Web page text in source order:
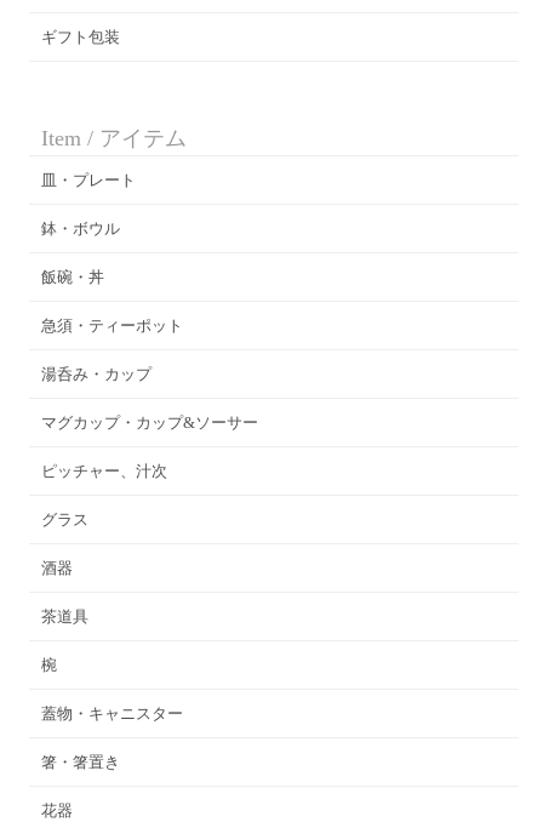
ギフト包装
Item / アイテム
皿・プレート
鉢・ボウル
飯碗・丼
急須・ティーポット
湯呑み・カップ
マグカップ・カップ&ソーサー
ピッチャー、汁次
グラス
酒器
茶道具
椀
蓋物・キャニスター
箸・箸置き
花器